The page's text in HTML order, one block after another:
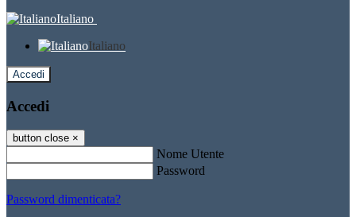
Italiano
Italiano
Accedi
Accedi
button close ×
Nome Utente
Password
Password dimenticata?